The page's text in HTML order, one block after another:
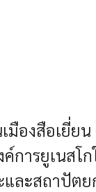
มืองสือเยี่ยน
การยูเนสโ
ละสถาปัต